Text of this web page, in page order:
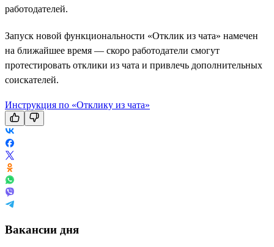
работодателей.
Запуск новой функциональности «Отклик из чата» намечен
на ближайшее время — скоро работодатели смогут
протестировать отклики из чата и привлечь дополнительных
соискателей.
Инструкция по «Отклику из чата»
Вакансии дня